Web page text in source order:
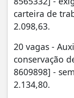
carteira de
2.098,63.
20 vagas -
conservação
8609898] -
2.134,80.